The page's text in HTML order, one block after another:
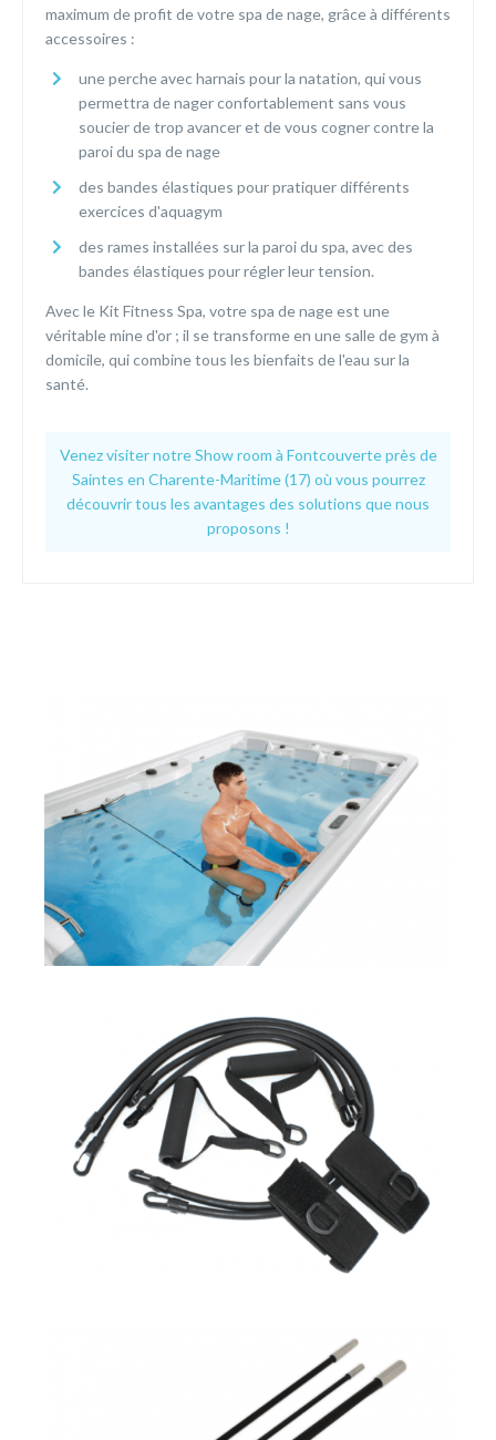
maximum de profit de votre spa de nage, grâce à différents
accessoires :
une perche avec harnais pour la natation, qui vous
permettra de nager confortablement sans vous
soucier de trop avancer et de vous cogner contre la
paroi du spa de nage
des bandes élastiques pour pratiquer différents
exercices d'aquagym
des rames installées sur la paroi du spa, avec des
bandes élastiques pour régler leur tension.
Avec le Kit Fitness Spa, votre spa de nage est une
véritable mine d'or ; il se transforme en une salle de gym à
domicile, qui combine tous les bienfaits de l'eau sur la
santé.
Venez visiter notre Show room à Fontcouverte près de
Saintes en Charente-Maritime (17) où vous pourrez
découvrir tous les avantages des solutions que nous
proposons !